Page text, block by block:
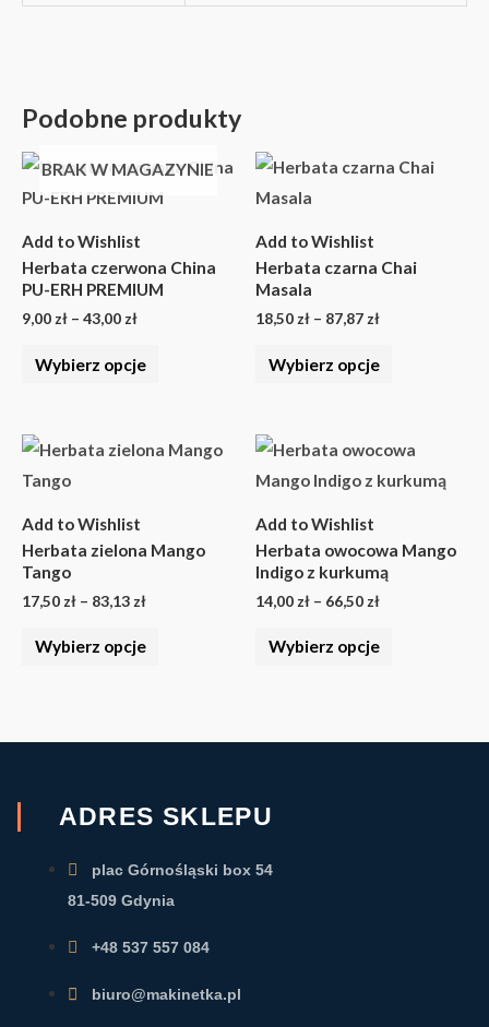
Podobne produkty
BRAK W MAGAZYNIE
Add to Wishlist
Herbata czerwona China
PU-ERH PREMIUM
9,00 zł – 43,00 zł
Zakres
cen:
od
do
43,00 zł
Wybierz opcje
Ten
produkt
wiele
wariantów.
stronie
Add to Wishlist
Herbata czarna Chai
Masala
18,50 zł – 87,87 zł
Zakres
cen:
87,87 zł
Wybierz opcje
Ten
wiele
produktu
Add to Wishlist
Herbata zielona Mango
Tango
17,50 zł – 83,13 zł
Zakres
cen:
83,13 zł
Wybierz opcje
Ten
wiele
Add to Wishlist
Herbata owocowa Mango
Indigo z kurkumą
14,00 zł – 66,50 zł
cen:
od
66,50 zł
Wybierz opcje
Ten
produkt
wiele
ADRES SKLEPU
plac Górnośląski box 54
81-509 Gdynia
+48 537 557 084
biuro@makinetka.pl